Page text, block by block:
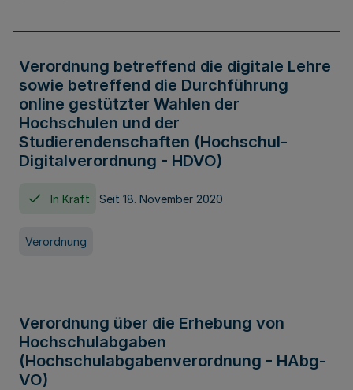
Verordnung betreffend die digitale Lehre
sowie betreffend die Durchführung
online gestützter Wahlen der
Hochschulen und der
Studierendenschaften (Hochschul-
Digitalverordnung - HDVO)
In Kraft Seit 18. November 2020
Verordnung
Verordnung über die Erhebung von
Hochschulabgaben
(Hochschulabgabenverordnung - HAbg-
VO)